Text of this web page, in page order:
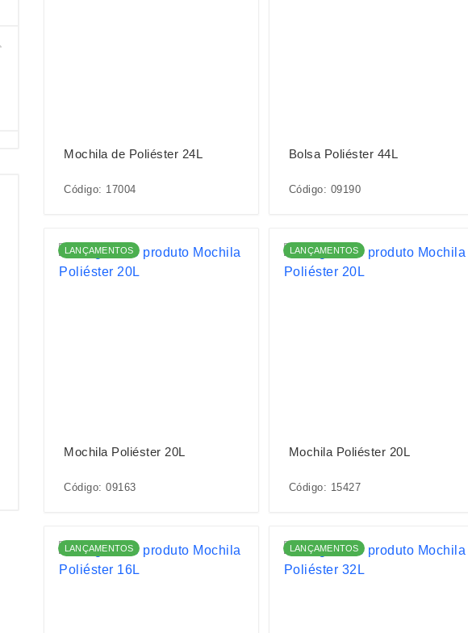
Mochila de Poliéster 24L
Código: 17004
Bolsa Poliéster 44L
Código: 09190
LANÇAMENTOS
Mochila Poliéster 20L
Código: 09163
LANÇAMENTOS
Mochila Poliéster 20L
Código: 15427
LANÇAMENTOS LANÇAMENTOS